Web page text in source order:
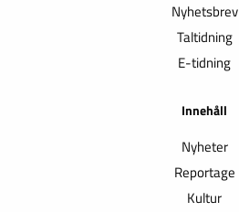
Nyhetsbrev
Taltidning
E-tidning
Innehåll
Nyheter
Reportage
Kultur